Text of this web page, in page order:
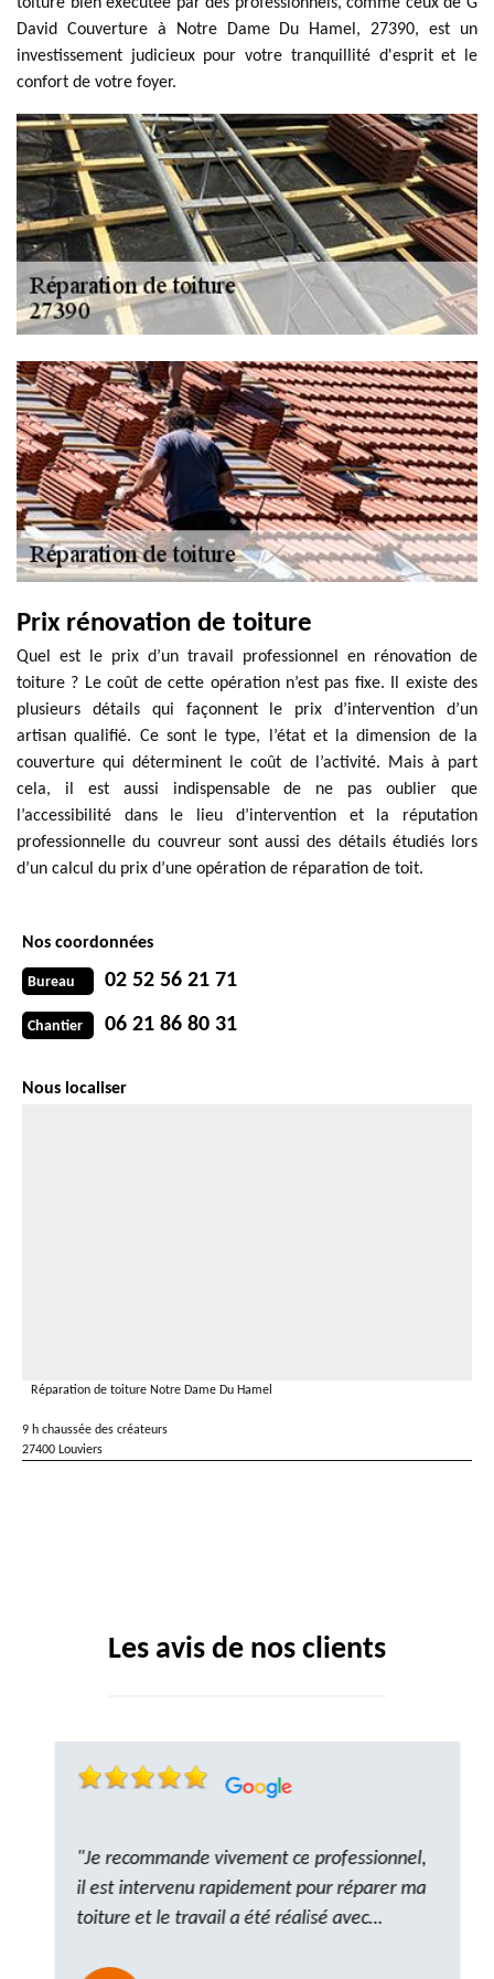
David Couverture à Notre Dame Du Hamel, 27390, est un
investissement judicieux pour votre tranquillité d'esprit et le
confort de votre foyer.
Prix rénovation de toiture
Quel est le prix d’un travail professionnel en rénovation de
toiture ? Le coût de cette opération n’est pas fixe. Il existe des
plusieurs détails qui façonnent le prix d’intervention d’un
artisan qualifié. Ce sont le type, l’état et la dimension de la
couverture qui déterminent le coût de l’activité. Mais à part
cela, il est aussi indispensable de ne pas oublier que
l’accessibilité dans le lieu d’intervention et la réputation
professionnelle du couvreur sont aussi des détails étudiés lors
d’un calcul du prix d’une opération de réparation de toit.
Nos coordonnées
Bureau 02 52 56 21 71
Chantier 06 21 86 80 31
Nous localiser
Réparation de toiture Notre Dame Du Hamel
9 h chaussée des créateurs
27400 Louviers
Les avis de nos clients
"Je recommande vivement ce professionnel,
il est intervenu rapidement pour réparer ma
toiture et le travail a été réalisé avec